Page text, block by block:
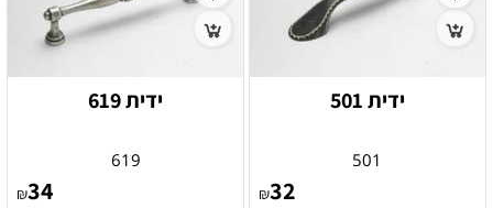
ידית 501
501
₪32
ידית 619
619
₪34